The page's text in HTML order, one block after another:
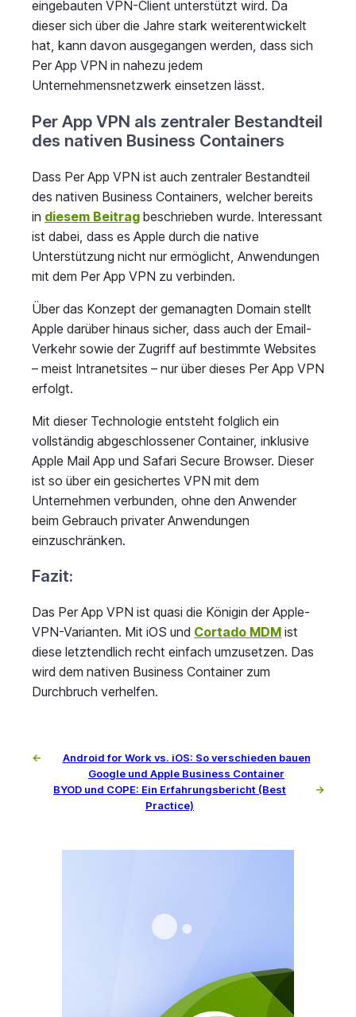
eingebauten VPN-Client unterstützt wird. Da
dieser sich über die Jahre stark weiterentwickelt
hat, kann davon ausgegangen werden, dass sich
Per App VPN in nahezu jedem
Unternehmensnetzwerk einsetzen lässt.
Per App VPN als zentraler Bestandteil
des nativen Business Containers
Dass Per App VPN ist auch zentraler Bestandteil
des nativen Business Containers, welcher bereits
in diesem Beitrag beschrieben wurde. Interessant
ist dabei, dass es Apple durch die native
Unterstützung nicht nur ermöglicht, Anwendungen
mit dem Per App VPN zu verbinden.
Über das Konzept der gemanagten Domain stellt
Apple darüber hinaus sicher, dass auch der Email-
Verkehr sowie der Zugriff auf bestimmte Websites
– meist Intranetsites – nur über dieses Per App VPN
erfolgt.
Mit dieser Technologie entsteht folglich ein
vollständig abgeschlossener Container, inklusive
Apple Mail App und Safari Secure Browser. Dieser
ist so über ein gesichertes VPN mit dem
Unternehmen verbunden, ohne den Anwender
beim Gebrauch privater Anwendungen
einzuschränken.
Fazit:
Das Per App VPN ist quasi die Königin der Apple-
VPN-Varianten. Mit iOS und Cortado MDM ist
diese letztendlich recht einfach umzusetzen. Das
wird dem nativen Business Container zum
Durchbruch verhelfen.
←
Android for Work vs. iOS: So verschieden bauen
Google und Apple Business Container
BYOD und COPE: Ein Erfahrungsbericht (Best
Practice)
→